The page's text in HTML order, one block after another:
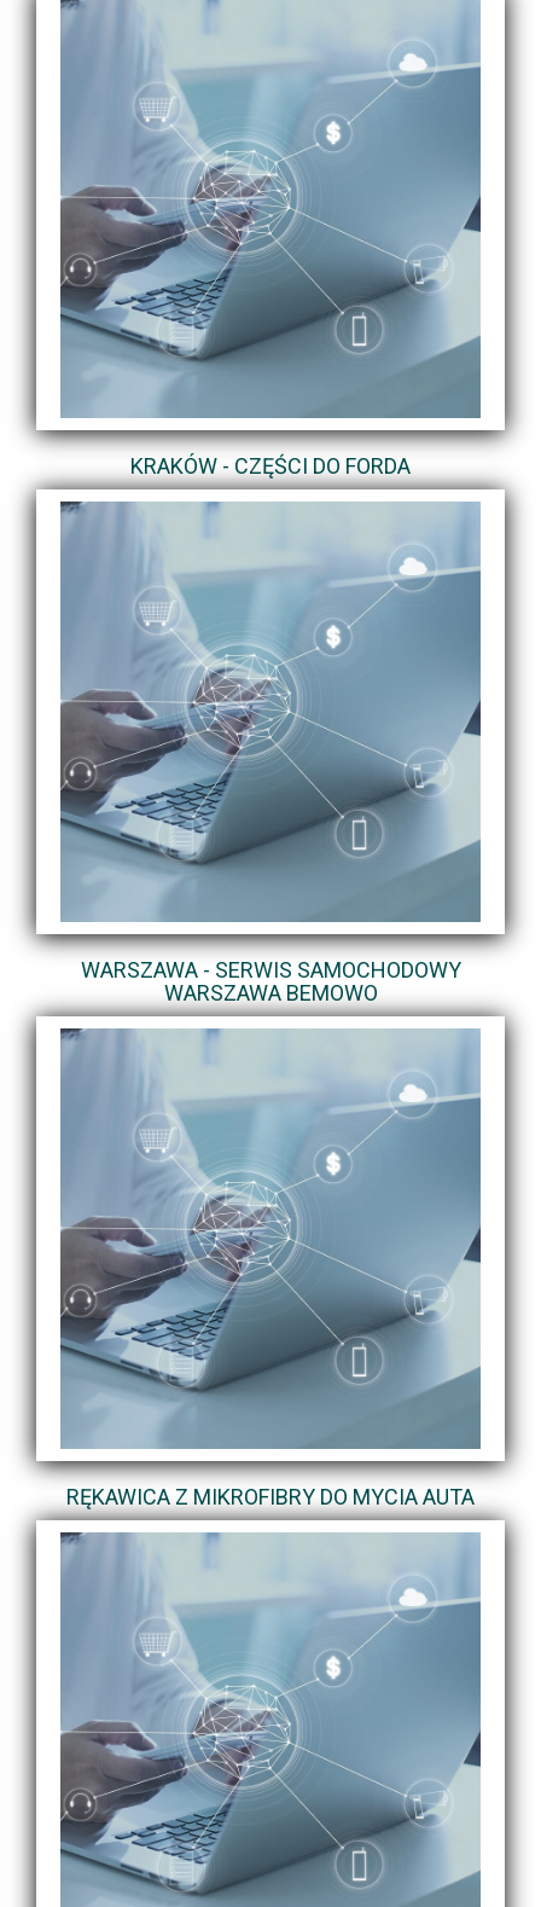
KRAKÓW - CZĘŚCI DO FORDA
WARSZAWA - SERWIS SAMOCHODOWY
WARSZAWA BEMOWO
RĘKAWICA Z MIKROFIBRY DO MYCIA AUTA